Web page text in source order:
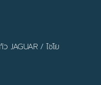
ว JAGUAR/ไชโย